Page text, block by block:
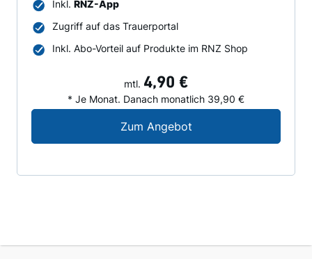
Inkl. RNZ-App
Zugriff auf das Trauerportal
Inkl. Abo-Vorteil auf Produkte im RNZ Shop
mtl. 4,90 €
* Je Monat. Danach monatlich 39,90 €
Zum AngebotDigital-Angebot für